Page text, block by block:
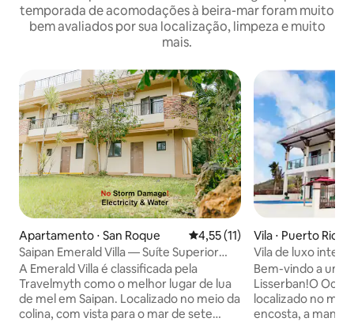
temporada de acomodações à beira-mar foram muito
bem avaliados por sua localização, limpeza e muito
mais.
Apartamento ⋅ San Roque 4,55 de uma avaliação média
4,55 (11)
Saipan Emerald Villa — Suíte Superior
com vista para o mar
A Emerald Villa é classificada pela
Travelmyth como o melhor lugar de lua
de mel em Saipan. Localizado no meio da
colina, com vista para o mar de sete
Vila ⋅ Puerto Rico
Vila de luxo
e piscina (6
Bem-vindo a um
Lisserban!O
localizado no
encosta, a